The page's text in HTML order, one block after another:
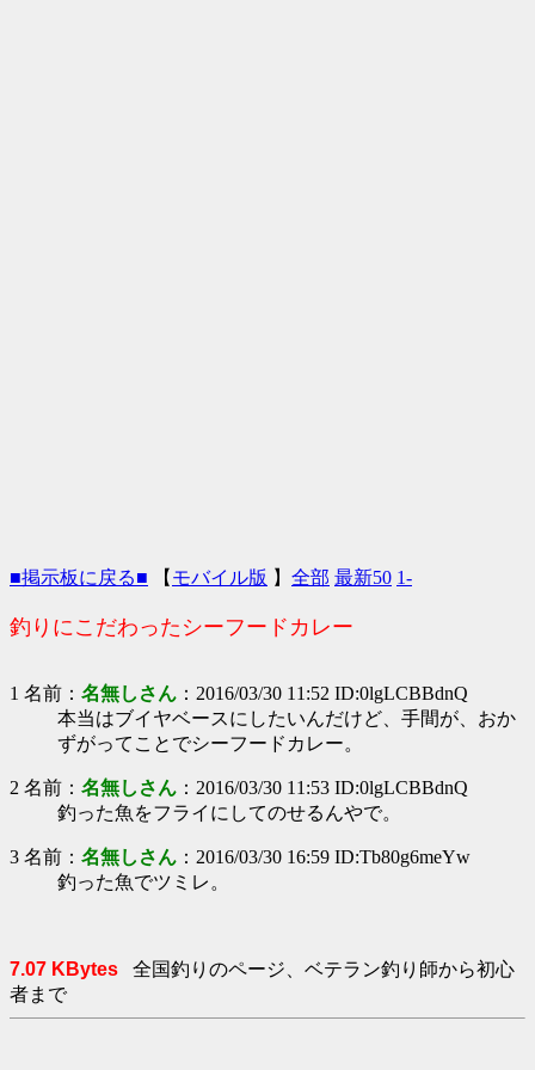
■掲示板に戻る■ 【 モバイル版 】 全部 最新50 1-
釣りにこだわったシーフードカレー
1 名前： 名無しさん ：2016/03/30 11:52 ID:0lgLCBBdnQ
本当はブイヤベースにしたいんだけど、手間が、おか
ずがってことでシーフードカレー。
2 名前： 名無しさん ：2016/03/30 11:53 ID:0lgLCBBdnQ
釣った魚をフライにしてのせるんやで。
3 名前： 名無しさん ：2016/03/30 16:59 ID:Tb80g6meYw
釣った魚でツミレ。
7.07 KBytes
全国釣りのページ、ベテラン釣り師から初心
者まで